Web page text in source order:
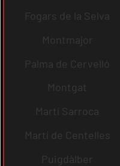
Fogars de la Selva
Montmajor
Palma de Cervelló
Montgat
Martí Sarroca
Martí de Centelles
Puigdàlber